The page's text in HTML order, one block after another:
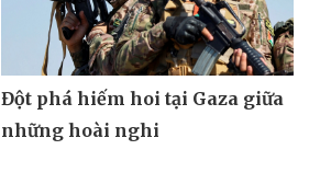
Đột phá hiếm hoi tại Gaza giữa
những hoài nghi